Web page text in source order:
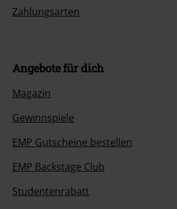
Zahlungsarten
Angebote für dich
Magazin
Gewinnspiele
EMP Gutscheine bestellen
EMP Backstage Club
Studentenrabatt